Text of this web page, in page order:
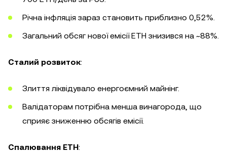
Річна інфляція зараз становить приблизно 0,52%.
Загальний обсяг нової емісії ETH знизився на ~88%.
Сталий розвиток:
Злиття ліквідувало енергоємний майнінг.
Валідаторам потрібна менша винагорода, що
сприяє зниженню обсягів емісії.
Спалювання ETH: